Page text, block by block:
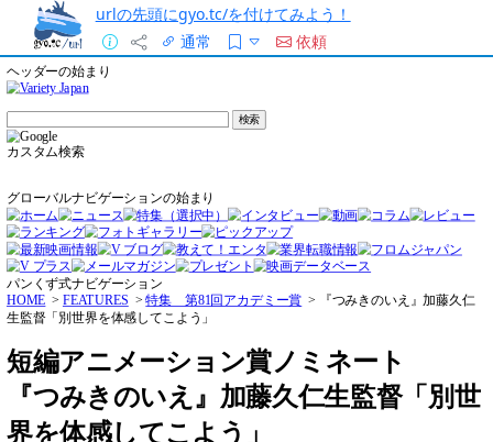
urlの先頭にgyo.tc/を付けてみよう！
通常
依頼